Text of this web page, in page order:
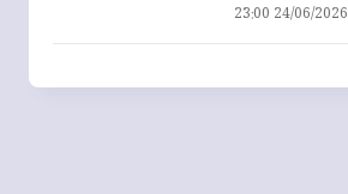
24/06/2026 23:00